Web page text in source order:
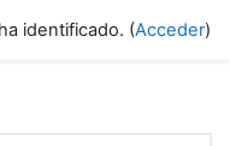
identificado. (Acceder)